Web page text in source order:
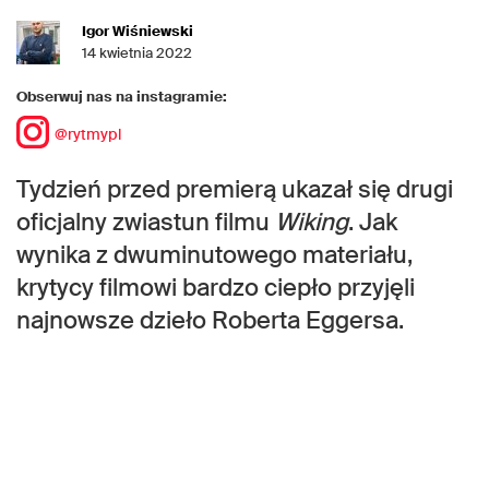
Igor Wiśniewski
14 kwietnia 2022
Obserwuj nas na instagramie:
@rytmypl
Tydzień przed premierą ukazał się drugi
oficjalny zwiastun filmu Wiking. Jak
wynika z dwuminutowego materiału,
krytycy filmowi bardzo ciepło przyjęli
najnowsze dzieło Roberta Eggersa.